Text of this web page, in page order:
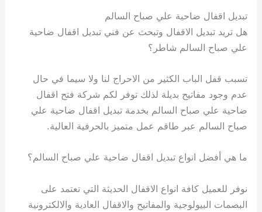
تبديل اقفال ضاحية علي صباح السالم
هل تريد تبديل الاقفال وتبحث عن فني تبديل اقفال ضاحية
علي صباح السالم شاطر؟
تسبب قفل الباب الكثير من الاحراج لنا ولا سيما في حال
عدم وجود مفاتيح بديلة لذلك توفر لكم شركة فتح اقفال
ضاحية علي صباح السالم بخدمة تبديل اقفال ضاحية علي
صباح السالم عبر طاقم عمل متميز بالحرفية العالية.
ما هي أفضل انواع تبديل اقفال ضاحية علي صباح السالم؟
نوفر للعميل كافة انواع الاقفال الحديثة التي تعتمد على
البصمات البيولوجية والمفاتيح والاقفال العادية والالكترونية